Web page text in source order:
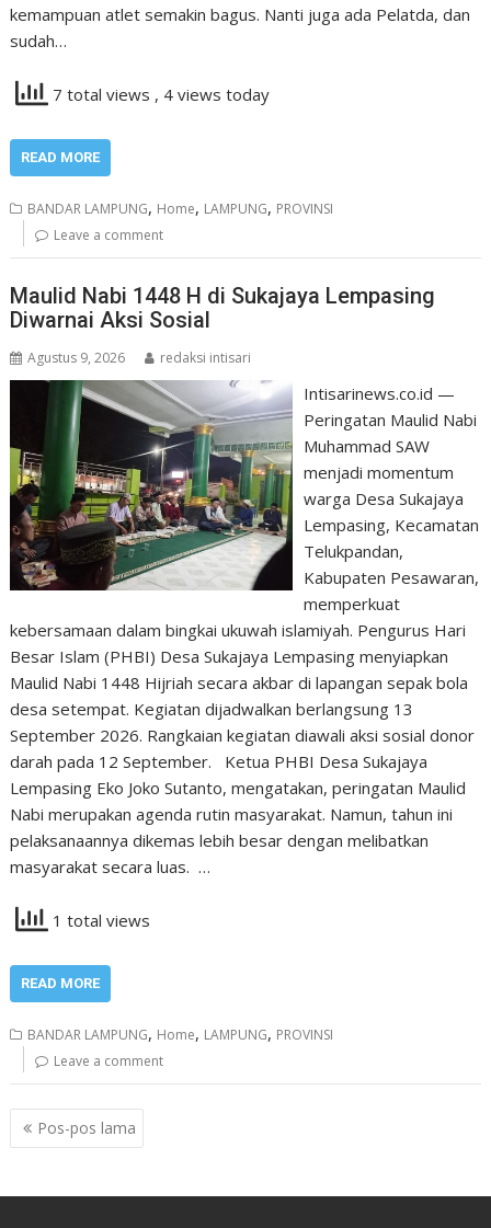
kemampuan atlet semakin bagus. Nanti juga ada Pelatda, dan
sudah…
7 total views , 4 views today
READ MORE
BANDAR LAMPUNG, Home, LAMPUNG, PROVINSI
Leave a comment
Maulid Nabi 1448 H di Sukajaya Lempasing
Diwarnai Aksi Sosial
Agustus 9, 2026 redaksi intisari
Intisarinews.co.id —
Peringatan Maulid Nabi
Muhammad SAW
menjadi momentum
warga Desa Sukajaya
Lempasing, Kecamatan
Telukpandan,
Kabupaten Pesawaran,
memperkuat
kebersamaan dalam bingkai ukuwah islamiyah. Pengurus Hari
Besar Islam (PHBI) Desa Sukajaya Lempasing menyiapkan
Maulid Nabi 1448 Hijriah secara akbar di lapangan sepak bola
desa setempat. Kegiatan dijadwalkan berlangsung 13
September 2026. Rangkaian kegiatan diawali aksi sosial donor
darah pada 12 September. Ketua PHBI Desa Sukajaya
Lempasing Eko Joko Sutanto, mengatakan, peringatan Maulid
Nabi merupakan agenda rutin masyarakat. Namun, tahun ini
pelaksanaannya dikemas lebih besar dengan melibatkan
masyarakat secara luas. …
1 total views
READ MORE
BANDAR LAMPUNG, Home, LAMPUNG, PROVINSI
Leave a comment
Navigasi
pos
Pos-pos lama